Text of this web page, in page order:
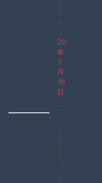
シ
ョ
ン
2022
年
3
月
30
日
ア
リ
エ
ク
ス
プ
レ